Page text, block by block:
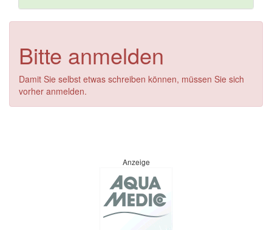
Bitte anmelden
Damit Sie selbst etwas schreiben können, müssen Sie sich
vorher anmelden.
Anzeige